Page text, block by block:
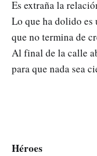
Es extraña la
Lo que ha dolido es
que no termina de
Al final de la calle
para que nada sea
Héroes